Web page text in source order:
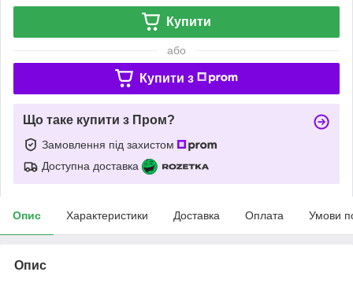
Купити
або
Купити з
Що таке купити з Пром?
Замовлення під захистом
Доступна доставка
Опис Характеристики Доставка Оплата Умови
Опис